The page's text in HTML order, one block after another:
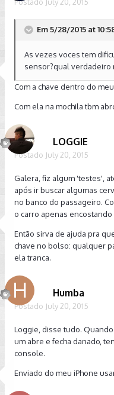
Em 5/28/2015 at
As vezes voces tem
sensor?qual verdadeiro
Com a chave dentro do
Com ela na mochila tbm
LOGGIE
Postado July 20, 2015
Galera, fiz algum 'testes',
após ir buscar algumas
no banco do passageiro.
o carro apenas encostando
Então sirva de ajuda pra
chave no bolso: qualquer
ela tranca.
Humba
Postado July 20, 2015
Loggie, disse tudo.
um abre e fecha danado,
console.
Enviado do meu iPhone